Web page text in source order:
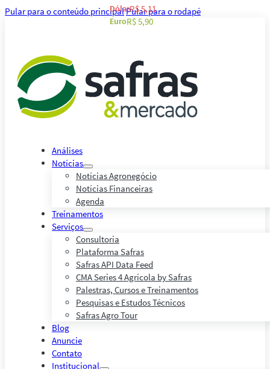
Pular para o conteúdo principalPular para o rodapé
Análises
Notícias
Notícias Agronegócio
Notícias Financeiras
Agenda
Treinamentos
Serviços
Consultoria
Plataforma Safras
Safras API Data Feed
CMA Series 4 Agrícola by Safras
Palestras, Cursos e Treinamentos
Pesquisas e Estudos Técnicos
Safras Agro Tour
Blog
Anuncie
Contato
Institucional
DólarR$ 5,11
EuroR$ 5,90